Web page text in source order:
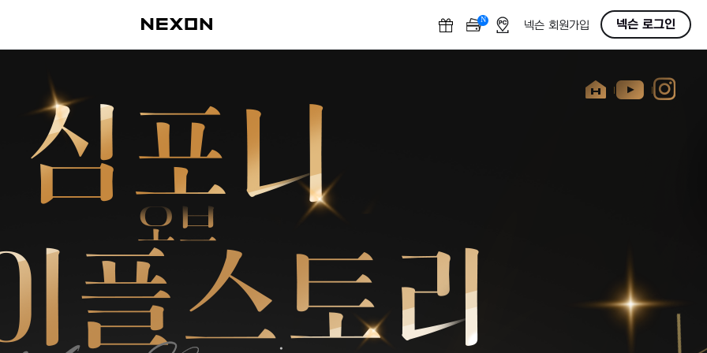
N OFF넥슨 회원가입 넥슨 로그인